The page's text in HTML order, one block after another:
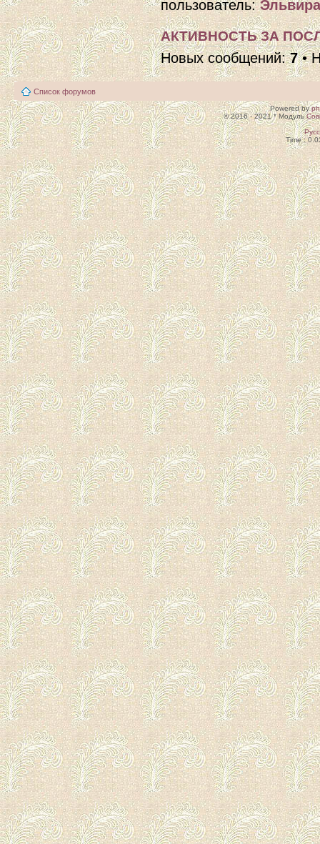
пользователь:
АКТИВНОСТЬ ЗА
Новых сообщений:7•
Список форумов
Powered by
© 2016 - 2021 * Модуль
Time :